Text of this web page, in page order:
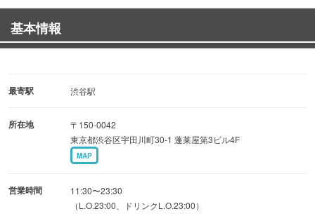
◎牛角コース 4,158円（税込）
◎牛タンコース 5,478円（税込）
◎黒毛和牛コース 6,578円（税込）
基本情報
最寄駅 渋谷駅
所在地
〒150-0042
東京都渋谷区宇田川町30-1 蓬莱屋第3ビル4F
MAP
営業時間
11:30〜23:30
（L.O.23:00、ドリンクL.O.23:00）